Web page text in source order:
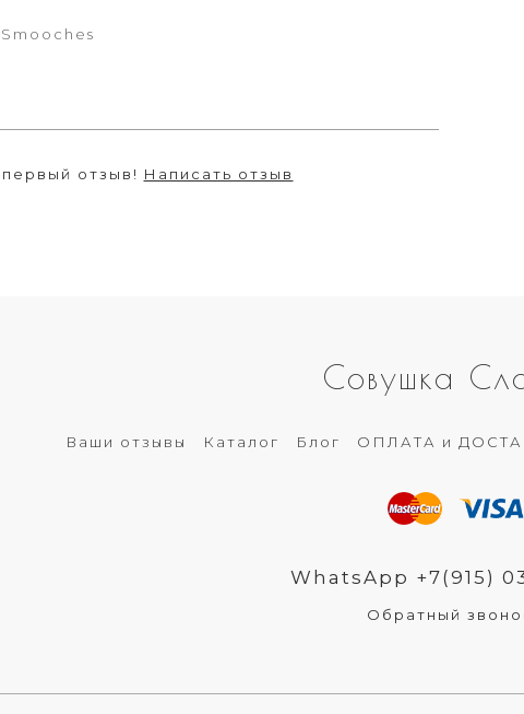
отзыв! Написать отзыв
Совушка
Ваши отзывы Каталог Блог ОПЛАТА и
WhatsApp +7(915)
Обратный